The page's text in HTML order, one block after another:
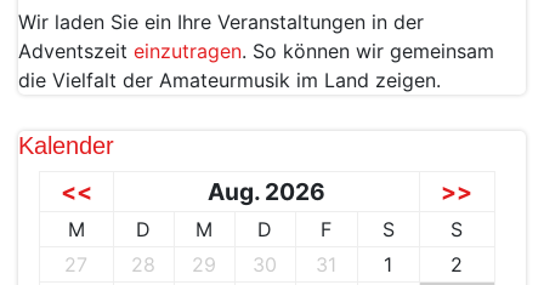
Wir laden Sie ein Ihre Veranstaltungen in der
Adventszeit einzutragen. So können wir gemeinsam
die Vielfalt der Amateurmusik im Land zeigen.
Kalender
<< Aug. 2026 >>
M D M D F S
S
27
28 29 30 31 1
2